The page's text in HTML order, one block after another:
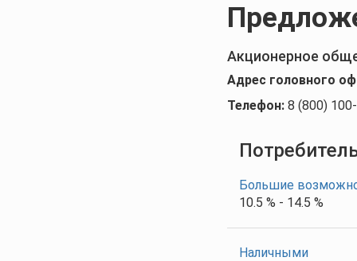
Акционерное
Адрес головного
Телефон: 8 (800)
Большие
10.5 % - 14.5 %
Наличными